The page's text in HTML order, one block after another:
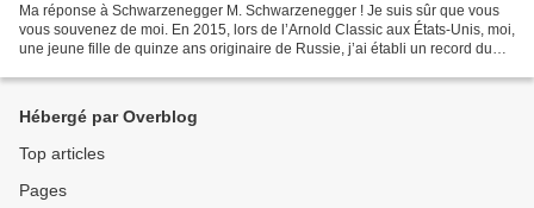
Ma réponse à Schwarzenegger M. Schwarzenegger ! Je suis sûr que vous
vous souvenez de moi. En 2015, lors de l’Arnold Classic aux États-Unis, moi,
une jeune fille de quinze ans originaire de Russie, j’ai établi un record du
Hébergé par Overblog
Top articles
Pages